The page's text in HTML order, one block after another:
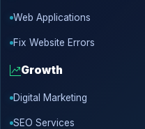
Web Applications
Fix Website Errors
Growth
Digital Marketing
SEO Services